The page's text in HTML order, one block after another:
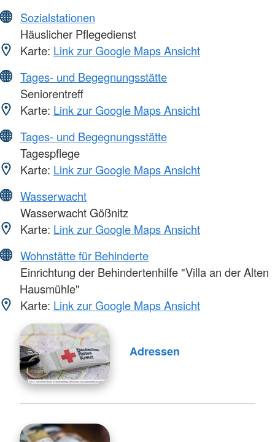
Sozialstationen
Häuslicher Pflegedienst
Karte: Link zur Google Maps Ansicht
Tages- und Begegnungsstätte
Seniorentreff
Karte: Link zur Google Maps Ansicht
Tages- und Begegnungsstätte
Tagespflege
Karte: Link zur Google Maps Ansicht
Wasserwacht
Wasserwacht Gößnitz
Karte: Link zur Google Maps Ansicht
Wohnstätte für Behinderte
Einrichtung der Behindertenhilfe "Villa an der Alten
Hausmühle"
Karte: Link zur Google Maps Ansicht
Adressen